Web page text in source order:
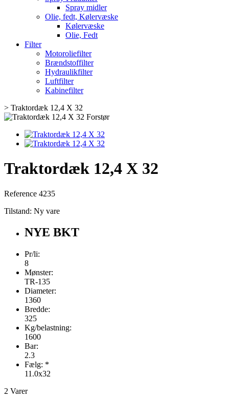
Spray midler
Olie, fedt, Kølervæske
Kølervæske
Olie, Fedt
Filter
Motoroliefilter
Brændstoffilter
Hydraulikfilter
Luftfilter
Kabinefilter
> Traktordæk 12,4 X 32
Forstør
Traktordæk 12,4 X 32
Reference 4235
Tilstand: Ny vare
NYE BKT
Pr/li:
8
Mønster:
TR-135
Diameter:
1360
Bredde:
325
Kg/belastning:
1600
Bar:
2.3
Fælg: *
11.0x32
2 Varer